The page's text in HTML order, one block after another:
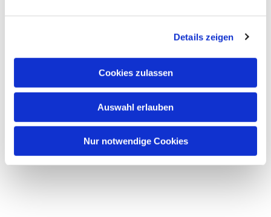
Details zeigen
Cookies zulassen
Auswahl erlauben
Nur notwendige Cookies
Dies könnte Sie auch
interessieren